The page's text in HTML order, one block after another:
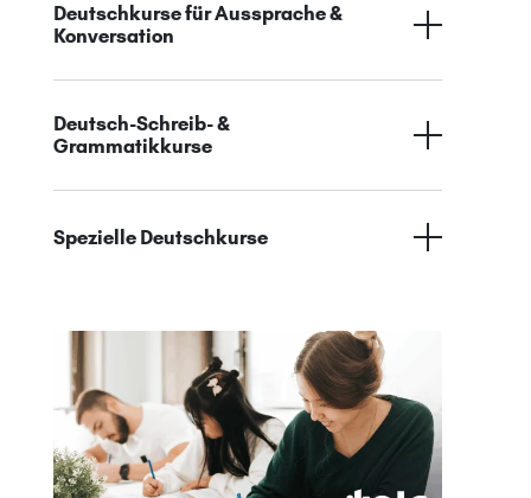
Deutschkurse für Aussprache &
Konversation
Deutsch-Schreib- &
Grammatikkurse
Spezielle Deutschkurse